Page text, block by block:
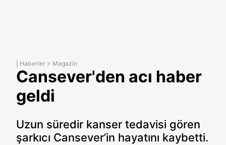
Haberler > Magazin
Cansever'den acı haber
geldi
Uzun süredir kanser tedavisi gören
şarkıcı Cansever’in hayatını kaybetti.